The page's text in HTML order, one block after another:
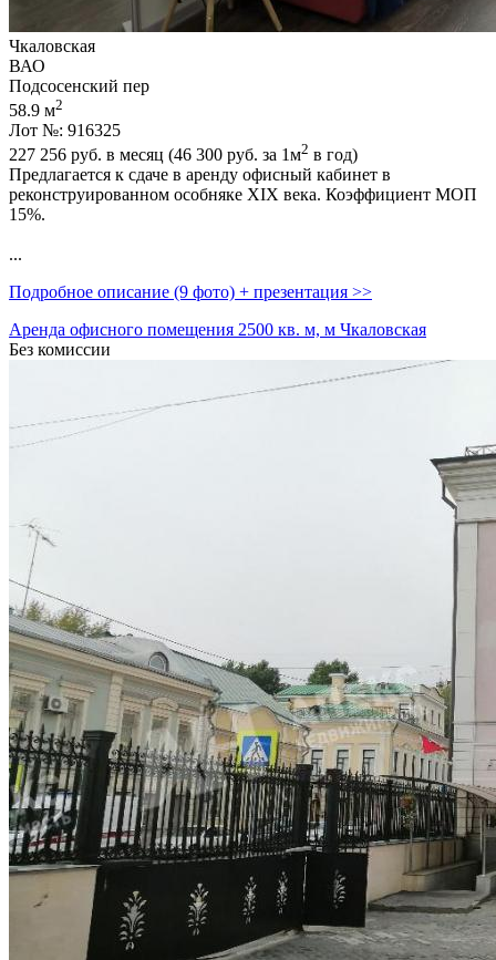
Чкаловская
ВАО
Подсосенский пер
58.9 м2
Лот №: 916325
227 256 руб. в месяц (46 300 руб. за 1м2 в год)
Предлагается к сдаче в аренду офисный кабинет в
реконструированном особняке XIX века. Коэффициент МОП
15%.
...
Подробное описание (9 фото) + презентация >>
Аренда офисного помещения 2500 кв. м, м Чкаловская
Без комиссии